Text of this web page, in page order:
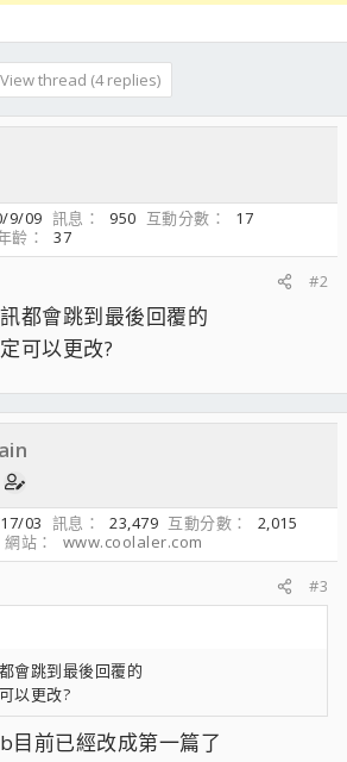
View thread (4 replies)
9/09 訊息 950 互動分數
17
齡
37
#2
都會跳到最後回覆的
可以更改?
03 訊息 23,479 互動分數
2,015
網站
www.coolaler.com
#3
會跳到最後回覆的
以更改?
目前已經改成第一篇了